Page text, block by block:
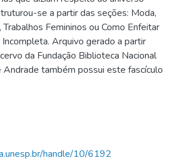
se a partir das seções: Moda,
Femininos ou Como Enfeitar
Incompleta. Arquivo gerado a partir
da Fundação Biblioteca Nacional
também possui este fascículo
handle/10/6192